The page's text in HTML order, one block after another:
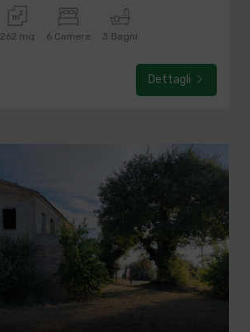
262 mq 6 Camere 3 Bagni
Dettagli